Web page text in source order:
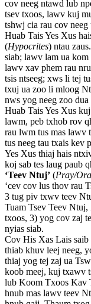
cov neeg ntawd lub
tsev txoos, lawv kuj
tshwj cia rau cov
Huab Tais Yes Xus
(Hypocrites) ntau
siab; lawv lam ua
lawv xav phem rau
tsis ntseeg; xws li tej
txuj ua zoo li mloog
nws yog neeg zoo dua
Huab Tais Yes Xus
lawm, peb txhob rov
rau lwm tus mas lawv
tus neeg tau txais kev
Yes Xus thiaj hais
koj sab tes laug paub
‘Teev Ntuj’ (Pray/Ora
‘cev cov lus thov rau
3 tug piv txwv teev
Tuam Tsev Teev
txoos, 3) yog cov zaj
nyias siab.
Cov His Xas Lais
thiab khuv leej neeg,
thiaj yog tej zaj ua
koob meej, kuj txawv
lub Koom Txoos Kav
hnub mas lawv teev